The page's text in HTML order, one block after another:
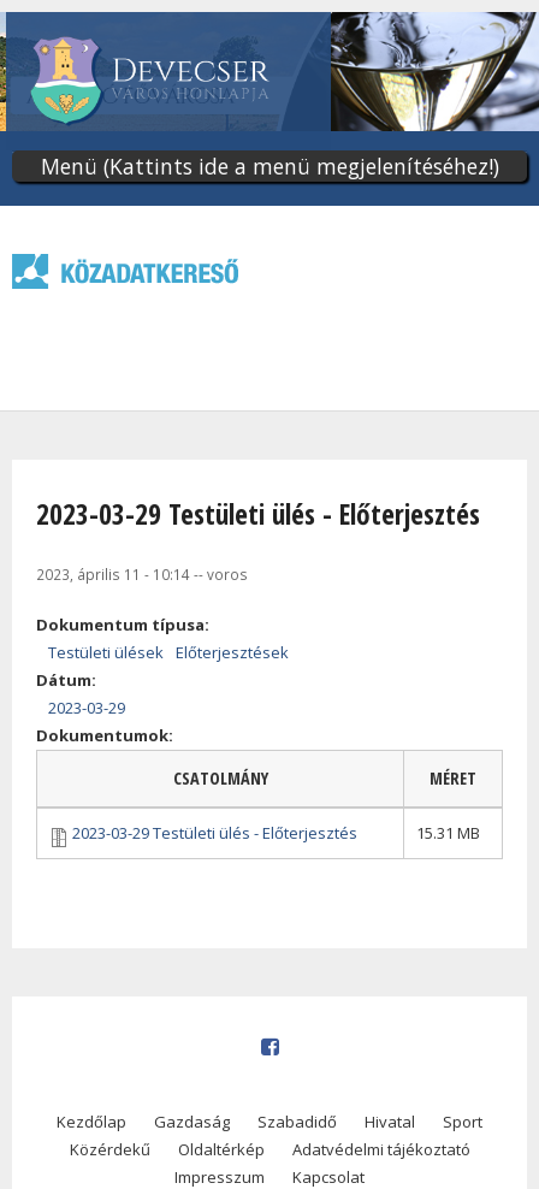
tartalomra
Menü (Kattints ide a menü megjelenítéséhez!)
2023-03-29 Testületi ülés - Előterjesztés
2023, április 11 - 10:14--voros
Dokumentum típusa:
Testületi ülések
Előterjesztések
Dátum:
2023-03-29
Dokumentumok:
CSATOLMÁNY MÉRET
2023-03-29 Testületi ülés - Előterjesztés 15.31 MB
Kezdőlap Gazdaság Szabadidő Hivatal
Sport
Közérdekű
Oldaltérkép
Adatvédelmi tájékoztató
Impresszum
Kapcsolat